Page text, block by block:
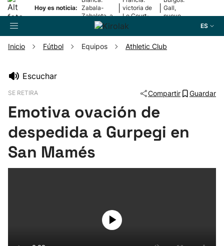
Hoy es noticia: Zabala-
Zabaleta, a
la final
victoria de
Le Court-
Pienaar
Gall,
nuevo
ES
Pelota
Remo
Inicio Fútbol Equipos Athletic Club
Escuchar
SE RETIRA Compartir Guardar
Emotiva ovación de
despedida a Gurpegi en
San Mamés